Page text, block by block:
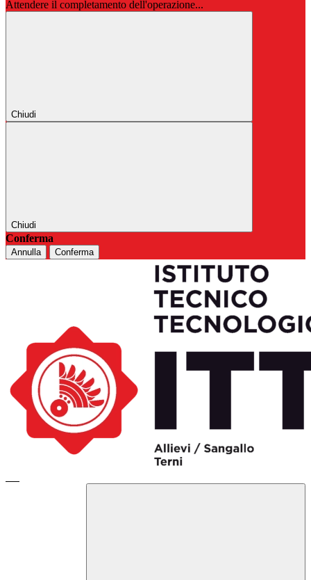
Attendere il completamento dell'operazione...
Chiudi
Chiudi
Conferma
Annulla Conferma